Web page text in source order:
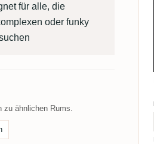
für alle, die
oder funky
ähnlichen Rums.